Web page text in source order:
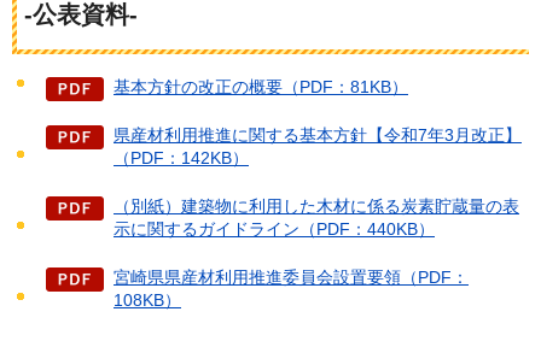
-公表資料-
基本方針の改正の概要（PDF：81KB）
県産材利用推進に関する基本方針【令和7年3月改正】
（PDF：142KB）
（別紙）建築物に利用した木材に係る炭素貯蔵量の表
示に関するガイドライン（PDF：440KB）
宮崎県県産材利用推進委員会設置要領（PDF：
108KB）